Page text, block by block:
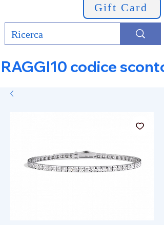
Gift Card
RAGGI10 codice